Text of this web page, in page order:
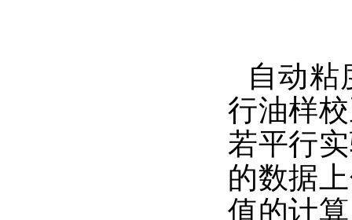
自动
行油样
若平行
的数据
值的计